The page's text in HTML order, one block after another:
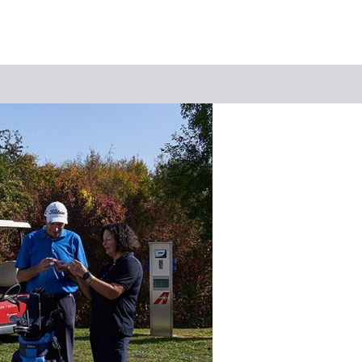
Suchbegriff
Das könnte Sie interessieren
Stadtführungen
Tickets
Citytour
Übernachtung
Erlebnisse
Essen & Trinken
Wein
Automobil
Kultur
Feste & Highlights